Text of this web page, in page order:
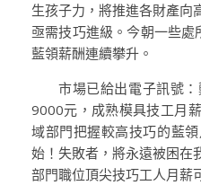
生孩子力，將推進各財產向
亟需技巧進級。今朝一些處
藍領薪酬連續攀升。
市場已給出電子訊號
9000元，成熟模具技工月
域部門把握較高技巧的藍
始！失敗者，將永遠被困在
部門職位頂尖技巧工人月薪